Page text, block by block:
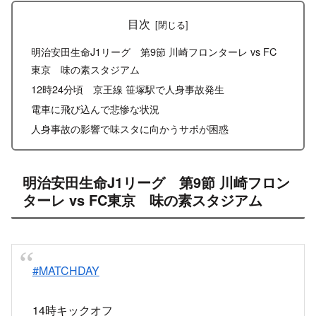
目次
明治安田生命J1リーグ 第9節 川崎フロンターレ vs FC
東京 味の素スタジアム
12時24分頃 京王線 笹塚駅で人身事故発生
電車に飛び込んで悲惨な状況
人身事故の影響で味スタに向かうサポが困惑
明治安田生命J1リーグ 第9節 川崎フロン
ターレ vs FC東京 味の素スタジアム
#MATCHDAY
14時キックオフ